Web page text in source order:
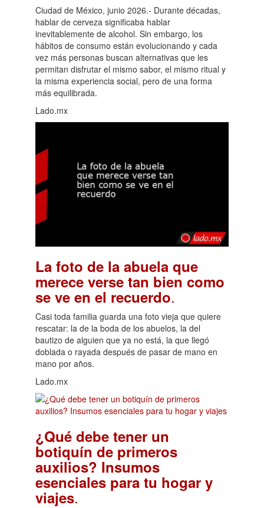
Ciudad de México, junio 2026.- Durante décadas,
hablar de cerveza significaba hablar
inevitablemente de alcohol. Sin embargo, los
hábitos de consumo están evolucionando y cada
vez más personas buscan alternativas que les
permitan disfrutar el mismo sabor, el mismo ritual y
la misma experiencia social, pero de una forma
más equilibrada.
Lado.mx
La foto de la abuela que
merece verse tan bien como
se ve en el recuerdo.
Casi toda familia guarda una foto vieja que quiere
rescatar: la de la boda de los abuelos, la del
bautizo de alguien que ya no está, la que llegó
doblada o rayada después de pasar de mano en
mano por años.
Lado.mx
¿Qué debe tener un
botiquín de primeros
auxilios? Insumos
esenciales para tu hogar y
viajes.